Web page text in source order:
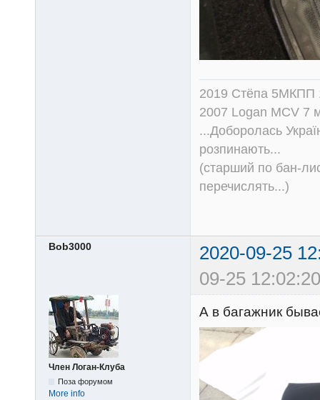
2019 Стёпа
2007 Logan MCV 7
...Доборолась
розпинають...
(старший по бан-
перечислять...)
Bob3000
2020-09-25
09-25
Член Логан-Клуба
Поза форумом
More info
А в багажник